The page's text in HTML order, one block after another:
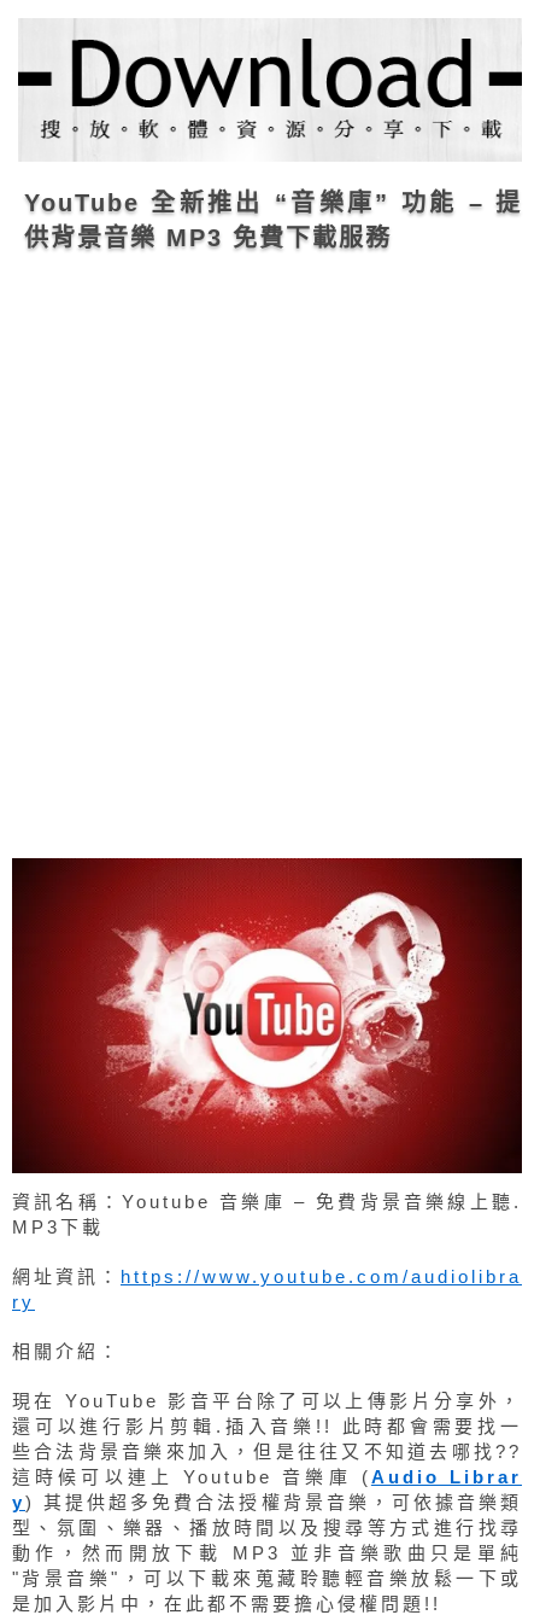
YouTube 全新推出 “音樂庫” 功能 – 提
供背景音樂 MP3 免費下載服務
資訊名稱：Youtube 音樂庫 – 免費背景音樂線上聽.
MP3下載
網址資訊： https://www.youtube.com/audiolibra
ry
相關介紹：
現在 YouTube 影音平台除了可以上傳影片分享外，
還可以進行影片剪輯.插入音樂!! 此時都會需要找一
些合法背景音樂來加入，但是往往又不知道去哪找??
這時候可以連上 Youtube 音樂庫 (Audio Librar
y) 其提供超多免費合法授權背景音樂，可依據音樂類
型、氛圍、樂器、播放時間以及搜尋等方式進行找尋
動作，然而開放下載 MP3 並非音樂歌曲只是單純
"背景音樂"，可以下載來蒐藏聆聽輕音樂放鬆一下或
是加入影片中，在此都不需要擔心侵權問題!!